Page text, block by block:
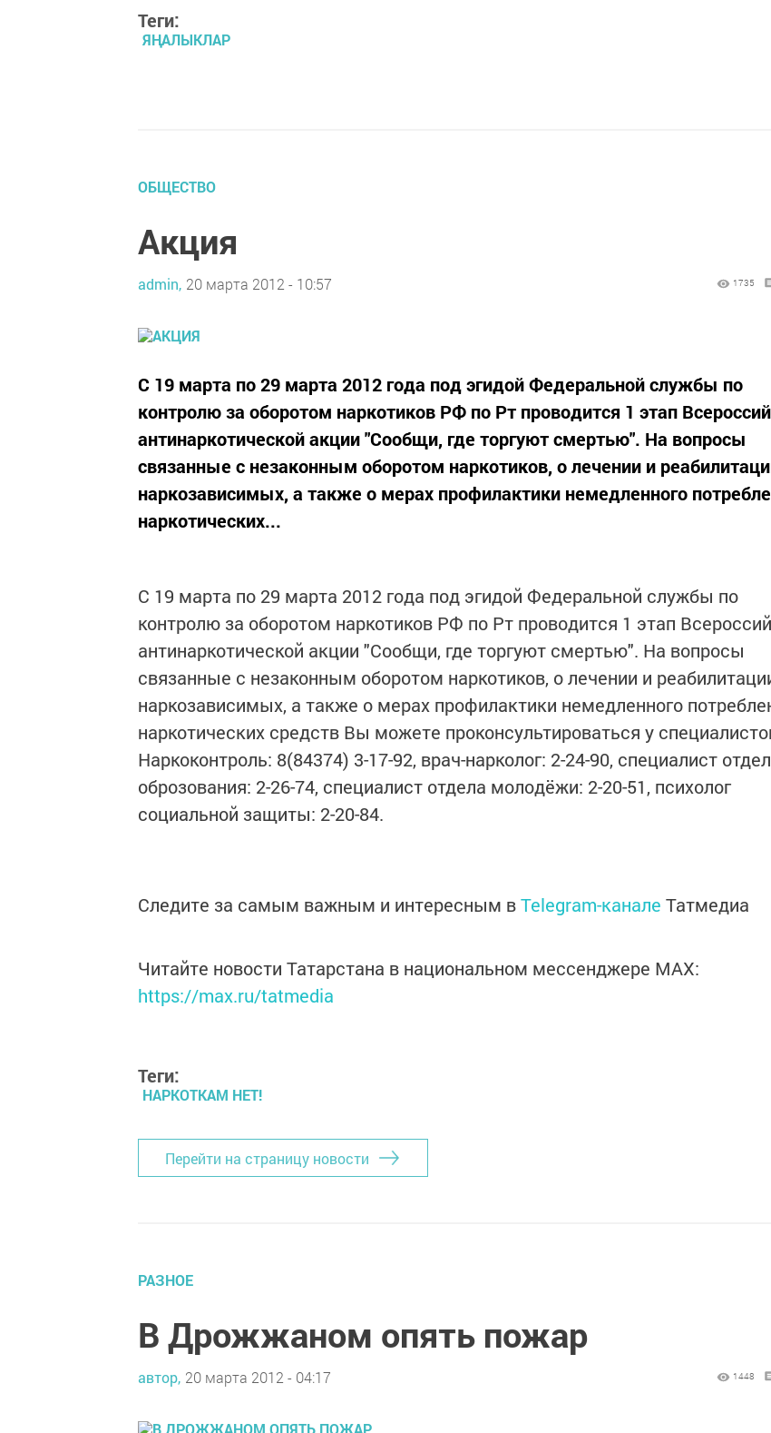
Теги:
ЯҢАЛЫКЛАР
ОБЩЕСТВО
Акция
admin, 20 марта 2012 - 10:57 1735
С 19 марта по 29 марта 2012 года под эгидой Федеральной службы по
контролю за оборотом наркотиков РФ по Рт проводится 1 этап
антинаркотической акции "Сообщи, где торгуют смертью". На вопросы
связанные с незаконным оборотом наркотиков, о лечении и
наркозависимых, а также о мерах профилактики немедленного
наркотических...
С 19 марта по 29 марта 2012 года под эгидой Федеральной службы по
контролю за оборотом наркотиков РФ по Рт проводится 1 этап
антинаркотической акции "Сообщи, где торгуют смертью". На вопросы
связанные с незаконным оборотом наркотиков, о лечении и
наркозависимых, а также о мерах профилактики немедленного
наркотических средств Вы можете проконсультироваться у
Наркоконтроль: 8(84374) 3-17-92, врач-нарколог: 2-24-90, специалист
оброзования: 2-26-74, специалист отдела молодёжи: 2-20-51, психолог
социальной защиты: 2-20-84.
Следите за самым важным и интересным вTelegram-канале Татмедиа
Читайте новости Татарстана в национальном мессенджере MАХ:
https://max.ru/tatmedia
Теги:
НАРКОТКАМ НЕТ!
Перейти на страницу новости
РАЗНОЕ
В Дрожжаном опять пожар
автор, 20 марта 2012 - 04:17 1448